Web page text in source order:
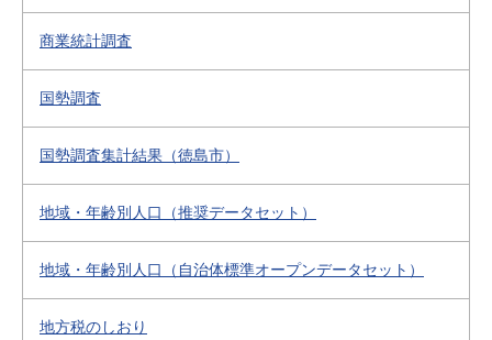
商業統計調査
国勢調査
国勢調査集計結果（徳島市）
地域・年齢別人口（推奨データセット）
地域・年齢別人口（自治体標準オープンデータセット）
地方税のしおり